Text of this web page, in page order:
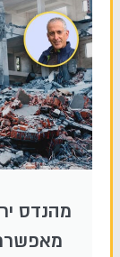
מהנדס